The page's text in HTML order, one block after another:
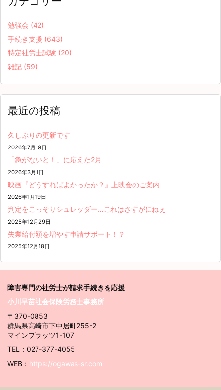
勉強会 (42)
手続き支援 (643)
特定社労士試験 (20)
雑記 (59)
最近の投稿
久しぶりの更新です
2026年7月19日
「急がないと！」に応えた2月
2026年3月1日
映画『どうすればよかったか？』上映会のご案内
2026年1月19日
判定をこっそりシュレッダー…これはさすがにねぇ
2025年12月29日
失業給付額を増やす申請サポート！？
2025年12月18日
障害専門の社労士が請求手続きを応援
小川早苗社会保険労務士事務所
〒370-0853
群馬県高崎市下中居町255-2
マインプラッツ1-107
TEL：027-377-4055
WEB： https://ogawas-sr.com